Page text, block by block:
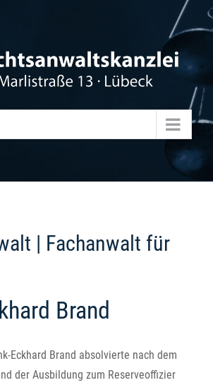
| Fachanwalt für
Brand
Eckhard Brand absolvierte nach dem
der Ausbildung zum Reserveoffizier